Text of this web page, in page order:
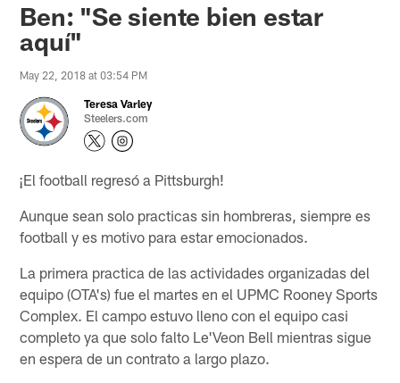
Ben: "Se siente bien estar
aquí"
May 22, 2018 at 03:54 PM
Teresa Varley
Steelers.com
¡El football regresó a Pittsburgh!
Aunque sean solo practicas sin hombreras, siempre es
football y es motivo para estar emocionados.
La primera practica de las actividades organizadas del
equipo (OTA's) fue el martes en el UPMC Rooney Sports
Complex. El campo estuvo lleno con el equipo casi
completo ya que solo falto Le'Veon Bell mientras sigue
en espera de un contrato a largo plazo.